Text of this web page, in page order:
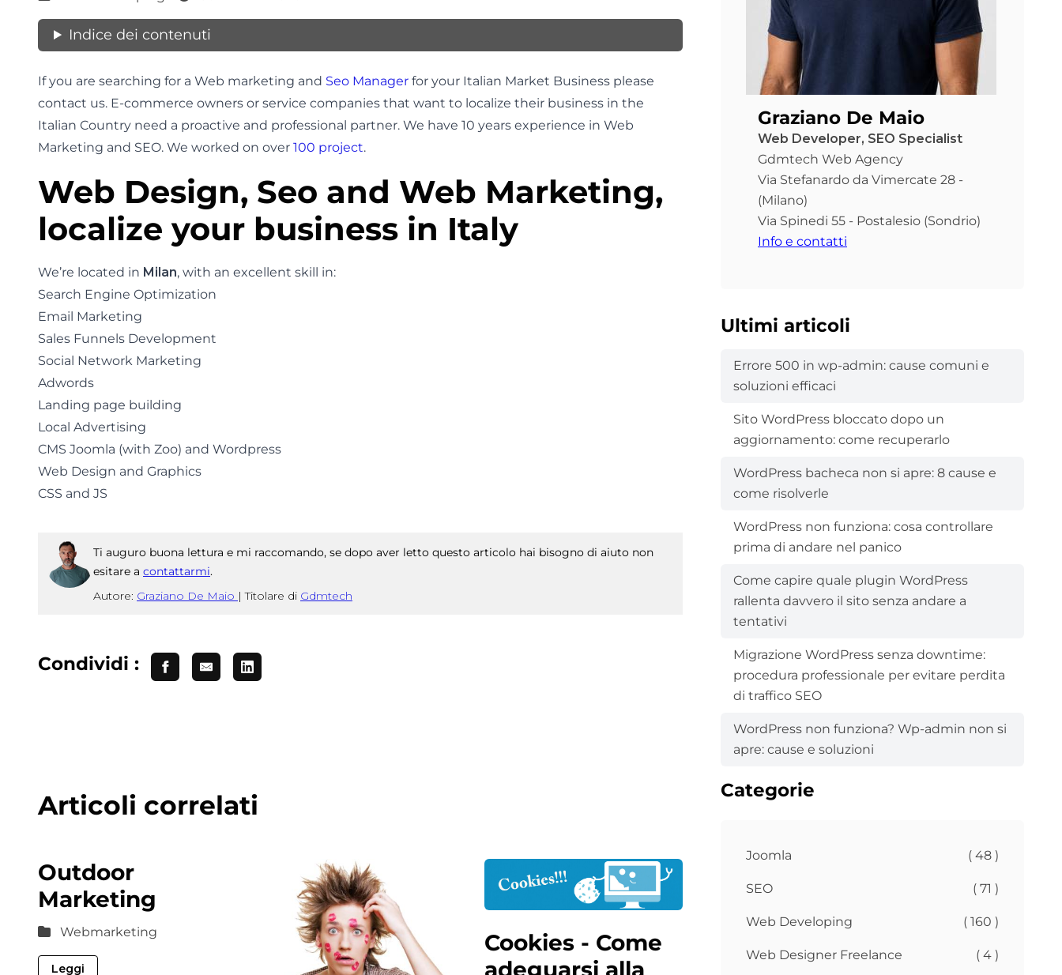
Indice dei contenuti
If you are searching for a Web marketing and Seo Manager for your Italian Market Business please
contact us. E-commerce owners or service companies that want to localize their business in the
Italian Country need a proactive and professional partner. We have 10 years experience in Web
Marketing and SEO. We worked on over 100 project.
Web Design, Seo and Web Marketing,
localize your business in Italy
We’re located in Milan, with an excellent skill in:
Search Engine Optimization
Email Marketing
Sales Funnels Development
Social Network Marketing
Adwords
Landing page building
Local Advertising
CMS Joomla (with Zoo) and Wordpress
Web Design and Graphics
CSS and JS
Ti auguro buona lettura e mi raccomando, se dopo aver letto questo articolo hai bisogno di aiuto non
esitare a contattarmi.
Autore: Graziano De Maio | Titolare di Gdmtech
Condividi :
Articoli correlati
Outdoor
Marketing
Webmarketing
Leggi
Cookies - Come
Graziano De Maio
Web Developer, SEO Specialist
Gdmtech Web Agency
Via Stefanardo da Vimercate 28 -
(Milano)
Via Spinedi 55 - Postalesio (Sondrio)
Info e contatti
Ultimi articoli
Errore 500 in wp-admin: cause comuni e
soluzioni efficaci
Sito WordPress bloccato dopo un
aggiornamento: come recuperarlo
WordPress bacheca non si apre: 8 cause e
come risolverle
WordPress non funziona: cosa controllare
prima di andare nel panico
Come capire quale plugin WordPress
rallenta davvero il sito senza andare a
tentativi
Migrazione WordPress senza downtime:
procedura professionale per evitare perdita
di traffico SEO
WordPress non funziona? Wp-admin non si
apre: cause e soluzioni
Categorie
Joomla ( 48 )
SEO ( 71 )
Web Developing ( 160 )
Web Designer Freelance ( 4 )